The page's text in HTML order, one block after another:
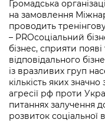
Рішення та
Проєкти
перебувають на
Рішення
Контактна
Графік роботи
Освіта та
Дороги,
Навколишнє
Містобудування
Культура, спорт,
Громадська
Громадський
Консультації з
Громадська рада
Петиції
Інформація з
Подати запит
Проекти
інших актів
Нормативна база
Медіагалерея
Підписатися на
КМДА / Subscribe
from the KCSA
Порядок
Accreditation
Портал
Громадська
на замовлення
проводить
– PROсоціальний
бізнес, сприяти
відповідального
із вразливих груп
кількість яких
агресії рф проти
питаннях залучення
розвиток соціальної